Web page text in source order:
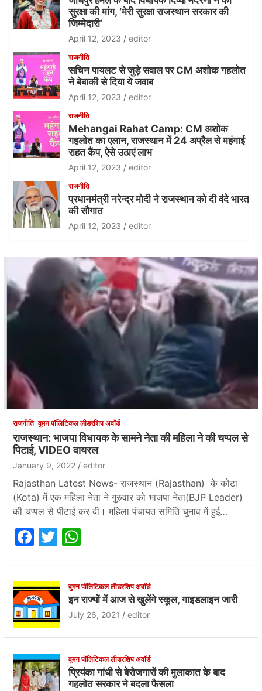
सुरक्षा की मांग, ‘मेरी सुरक्षा राजस्थान सरकार की
जिम्मेदारी’
April 12, 2023 editor
राजनीति
सचिन पायलट से जुड़े सवाल पर CM अशोक गहलोत
ने बेबाकी से दिया ये जवाब
April 12, 2023 editor
राजनीति
Mehangai Rahat Camp: CM अशोक
गहलोत का एलान, राजस्थान में 24 अप्रैल से महंगाई
राहत कैंप, ऐसे उठाएं लाभ
April 12, 2023 editor
राजनीति
प्रधानमंत्री नरेन्द्र मोदी ने राजस्थान को दी वंदे भारत
की सौगात
April 12, 2023 editor
राजनीति वुमन पॉलिटिकल लीडरशिप अवॉर्ड
राजस्थान: भाजपा विधायक के सामने नेता की महिला ने की चप्पल से
पिटाई, VIDEO वायरल
January 9, 2022 editor
Rajasthan Latest News- राजस्थान (Rajasthan) के कोटा
(Kota) में एक महिला नेता ने गुरुवार को भाजपा नेता(BJP Leader)
की चप्पल से पीटाई कर दी। महिला पंचायत समिति चुनाव में हुई…
F
e
b
o
o
k
T
er s
A
p
वुमन पॉलिटिकल लीडरशिप अवॉर्ड
इन राज्यों में आज से खुलेंगे स्कूल, गाइडलाइन जारी
July 26, 2021 editor
वुमन पॉलिटिकल लीडरशिप अवॉर्ड
प्रियंका गांधी से बेरोजगारों की मुलाकात के बाद
गहलोत सरकार ने बदला फैसला